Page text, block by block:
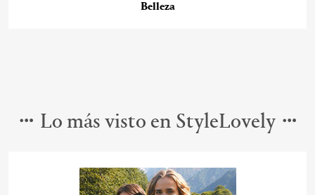
Belleza
Lo más visto en StyleLovely